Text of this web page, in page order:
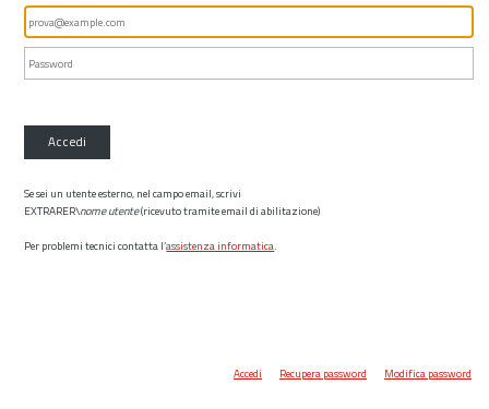
Accedi
Se sei un utente esterno, nel campo email, scrivi
EXTRARER\nome utente(ricevuto tramite email di abilitazione)
Per problemi tecnici contatta l’assistenza informatica.
Accedi Recupera password Modifica password